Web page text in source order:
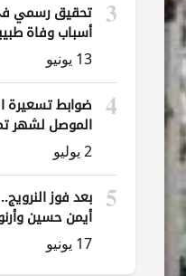
3
تحقيق رسمي
أسباب وفاة
ناظورية
13 يونيو
4
ضوابط تسعيرة
الموصل لشهر
الوقود
2 يوليو
5
بعد فوز
أيمن حسين
17 يونيو